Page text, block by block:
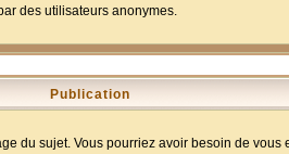
des utilisateurs anonymes.
Publication
du sujet. Vous pourriez avoir besoin de